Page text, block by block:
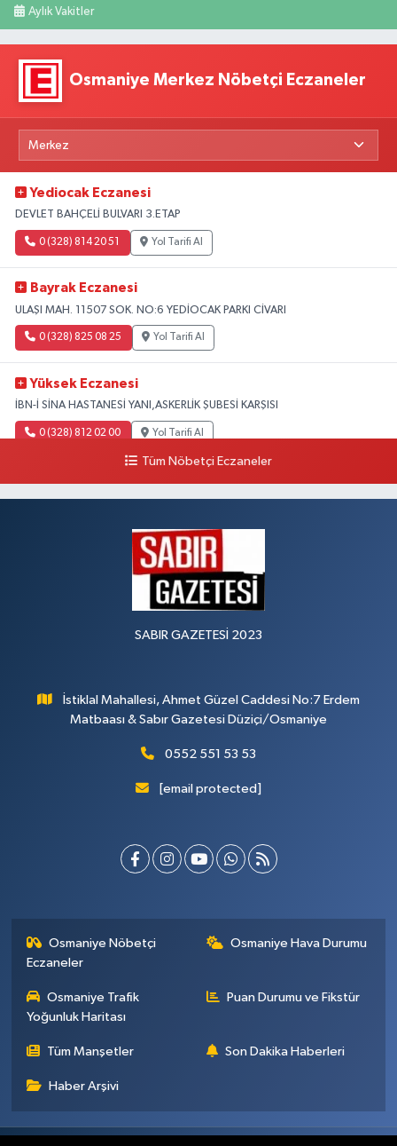
Aylık Vakitler
Osmaniye Merkez Nöbetçi Eczaneler
Yediocak Eczanesi
DEVLET BAHÇELİ BULVARI 3.ETAP
0 (328) 814 20 51 Yol Tarifi Al
Bayrak Eczanesi
ULAŞI MAH. 11507 SOK. NO:6 YEDİOCAK PARKI CİVARI
0 (328) 825 08 25 Yol Tarifi Al
Yüksek Eczanesi
İBN-İ SİNA HASTANESİ YANI,ASKERLİK ŞUBESİ KARŞISI
0 (328) 812 02 00 Yol Tarifi Al
Tüm Nöbetçi Eczaneler
SABIR GAZETESİ 2023
İstiklal Mahallesi, Ahmet Güzel Caddesi No:7 Erdem
Matbaası & Sabır Gazetesi Düziçi/Osmaniye
0552 551 53 53
[email protected]
Osmaniye Nöbetçi
Eczaneler
Osmaniye Hava Durumu
Osmaniye Trafik
Yoğunluk Haritası
Puan Durumu ve Fikstür
Tüm Manşetler Son Dakika Haberleri
Haber Arşivi